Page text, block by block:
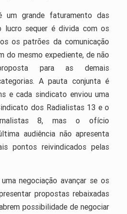
grande faturamento das
lucro sequer é divida com os
os patrões da comunicação
do mesmo expediente, de não
para as demais
A pauta conjunta é
e cada sindicato enviou uma
dos Radialistas 13 e o
8, mas o ofício
audiência não apresenta
pontos reivindicados pelas
negociação avançar se os
propostas rebaixadas
possibilidade de negociar